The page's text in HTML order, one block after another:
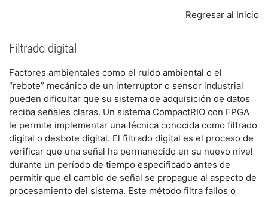
Regresar al Inicio
Filtrado digital
Factores ambientales como el ruido ambiental o el
“rebote” mecánico de un interruptor o sensor industrial
pueden dificultar que su sistema de adquisición de datos
reciba señales claras. Un sistema CompactRIO con FPGA
le permite implementar una técnica conocida como filtrado
digital o desbote digital. El filtrado digital es el proceso de
verificar que una señal ha permanecido en su nuevo nivel
durante un período de tiempo especificado antes de
permitir que el cambio de señal se propague al aspecto de
procesamiento del sistema. Este método filtra fallos o